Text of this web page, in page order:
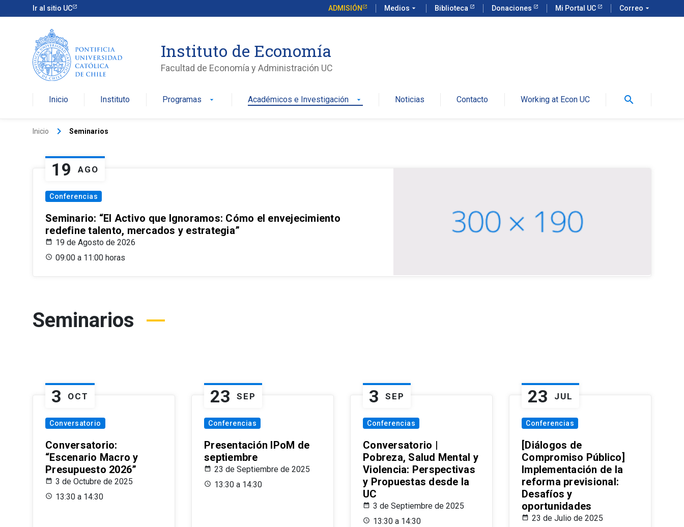
Ir al sitio UC ADMISIÓN Medios arrow_drop_down Biblioteca Donaciones Mi Portal UC Correo arrow_drop_down
Instituto de Economía
Facultad de Economía y Administración UC
Inicio Instituto Programas arrow_drop_down Académicos e Investigación arrow_drop_down Noticias Contacto Working at Econ UC search
Inicio keyboard_arrow_right Seminarios
19 AGO
Conferencias
Seminario: “El Activo que Ignoramos: Cómo el envejecimiento
redefine talento, mercados y estrategia”
19 de Agosto de 2026
09:00 a 11:00 horas
Seminarios
3 OCT
Conversatorio
Conversatorio:
“Escenario Macro y
Presupuesto 2026”
3 de Octubre de 2025
13:30 a 14:30
23 SEP
Conferencias
Presentación IPoM de
septiembre
23 de Septiembre de 2025
13:30 a 14:30
3 SEP
Conferencias
Conversatorio |
Pobreza, Salud Mental y
Violencia: Perspectivas
y Propuestas desde la
UC
3 de Septiembre de 2025
13:30 a 14:30
23 JUL
Conferencias
[Diálogos de
Compromiso Público]
Implementación de la
reforma previsional:
Desafíos y
oportunidades
23 de Julio de 2025